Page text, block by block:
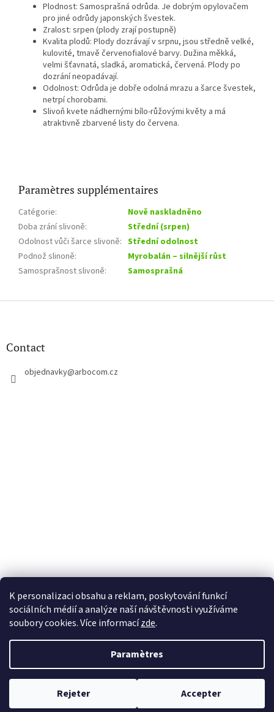
K personalizaci obsahu a reklam, poskytování funkcí
sociálních médií a analýze naší návštěvnosti využíváme
soubory cookies. Více informacízde.
Paramètres
Rejeter Accepter
Plodnost: Samosprašná odrůda. Je dobrým opylovačem
pro jiné odrůdy japonských švestek.
Zralost: srpen (plody zrají postupně)
Kvalita plodů: Plody dozrávají v srpnu, jsou středně velké,
kulovité, tmavě červenofialové barvy. Dužina měkká,
velmi šťavnatá, sladká, aromatická, červená. Plody po
dozrání neopadávají.
Odolnost: Odrůda je dobře odolná mrazu a šarce švestek,
netrpí chorobami.
Slivoň kvete nádhernými bílo-růžovými květy a má
atraktivně zbarvené listy do červena.
Paramètres supplémentaires
Catégorie:
Nově naskladněno
Doba zrání slivoně:
Střední (srpen)
Odolnost vůči šarce slivoně: Střední odolnost
Podnož slinoně:
Myrobalán – silnější růst
Samosprašnost slivoně: Samosprašná
P
Contact
objednavky@arbocom.cz
Copyright 2026EKOZAHRADNICTVÍ. Tous droits réservés.Modifier
les paramètres des cookies